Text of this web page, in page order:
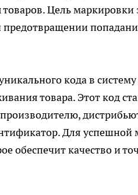
Цель маркировки
предотвращении
кода в
товара. Этот код
Для успешной
обеспечит качество и